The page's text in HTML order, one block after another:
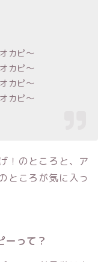
カピ～
カピ～
カピ～
カピ～
！のところと、ア
ところが気に入っ
ーって？